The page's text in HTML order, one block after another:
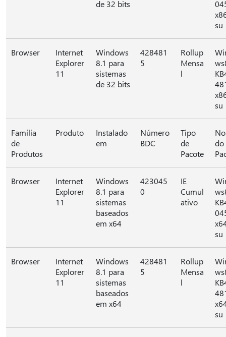
de 32 bits
su
Browser
Internet
Explorer
11
Windows
8.1 para
sistemas
de 32 bits
428481
5
Rollup
Mensa
l
su
Família
de
Produtos
Produto
Instalado
em
Número
BDC
Tipo
de
Pacote
do
Browser
Internet
Explorer
11
Windows
8.1 para
sistemas
baseados
em x64
423045
0
IE
Cumul
ativo
su
Browser
Internet
Explorer
11
Windows
8.1 para
sistemas
baseados
em x64
428481
5
Rollup
Mensa
l
su